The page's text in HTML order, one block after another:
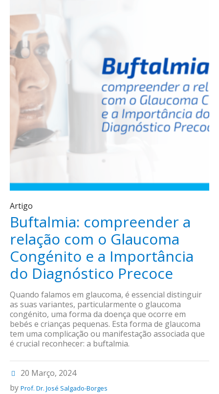
Artigo
Buftalmia: compreender a
relação com o Glaucoma
Congénito e a Importância
do Diagnóstico Precoce
Quando falamos em glaucoma, é essencial distinguir
as suas variantes, particularmente o glaucoma
congénito, uma forma da doença que ocorre em
bebés e crianças pequenas. Esta forma de glaucoma
tem uma complicação ou manifestação associada que
é crucial reconhecer: a buftalmia.
20 Março, 2024
by Prof. Dr. José Salgado-Borges